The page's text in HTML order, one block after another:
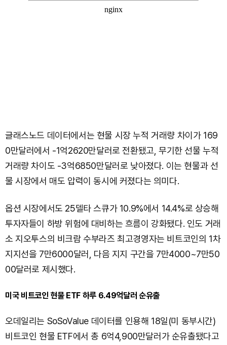
글래스노드 데이터에서는 현물 시장 누적 거래량 차이가 169
0만달러에서 -1억2620만달러로 전환됐고, 무기한 선물 누적
거래량 차이도 -3억6850만달러로 낮아졌다. 이는 현물과 선
물 시장에서 매도 압력이 동시에 커졌다는 의미다.
옵션 시장에서도 25델타 스큐가 10.9%에서 14.4%로 상승해
투자자들이 하방 위험에 대비하는 흐름이 강화됐다. 인도 거래
소 지오투스의 비크람 수부라즈 최고경영자는 비트코인의 1차
지지선을 7만6000달러, 다음 지지 구간을 7만4000~7만50
00달러로 제시했다.
미국 비트코인 현물 ETF 하루 6.49억달러 순유출
오데일리는 SoSoValue 데이터를 인용해 18일(미 동부시간)
비트코인 현물 ETF에서 총 6억4,900만달러가 순유출됐다고